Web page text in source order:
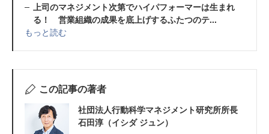
上司のマネジメント次第でハイパフォーマーは生まれ
る！ 営業組織の成果を底上げするふたつのテ...
もっと読む
この記事の著者
社団法人行動科学マネジメント研究所所長
石田淳（イシダ ジュン）